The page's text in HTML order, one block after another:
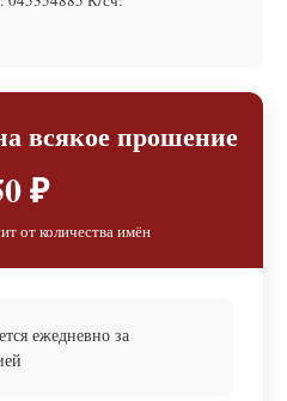
всякое прошение
₽
от количества имён
ежедневно за